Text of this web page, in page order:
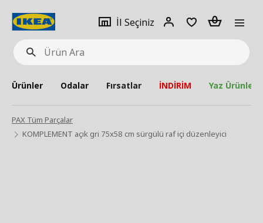
Ürün
Ara
İl Seçiniz
Giriş
Adet
Ürünler Odalar Fırsatlar İNDİRİM Yaz Ürünleri
PAX Tüm Parçalar
KOMPLEMENT açık gri 75x58 cm sürgülü raf içi düzenleyici